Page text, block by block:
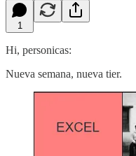
1
Hi, personicas:
Nueva semana, nueva tier.